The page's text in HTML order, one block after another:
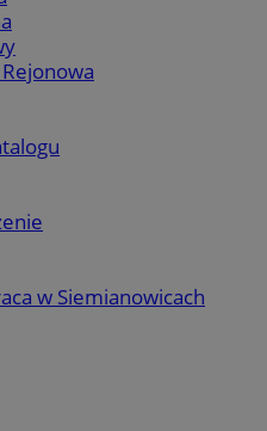
w Siemianowicach